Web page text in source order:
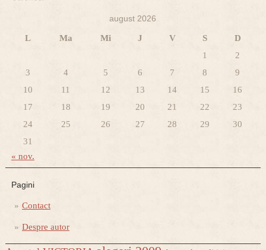
august 2026
L Ma Mi J V S
D
1
2
3
4 5 6 7 8
9
10
11 12 13 14 15
16
17
18 19 20 21 22
23
24
25 26 27 28 29
30
31
« nov.
Pagini
Contact
Despre autor